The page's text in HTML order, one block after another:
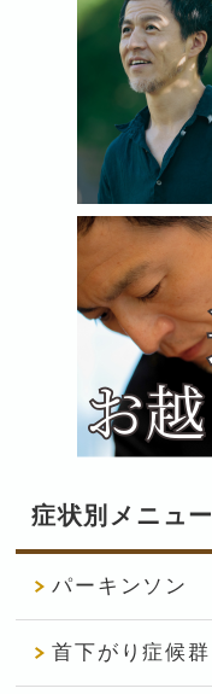
症状別メニュー
パーキンソン
首下がり症候群